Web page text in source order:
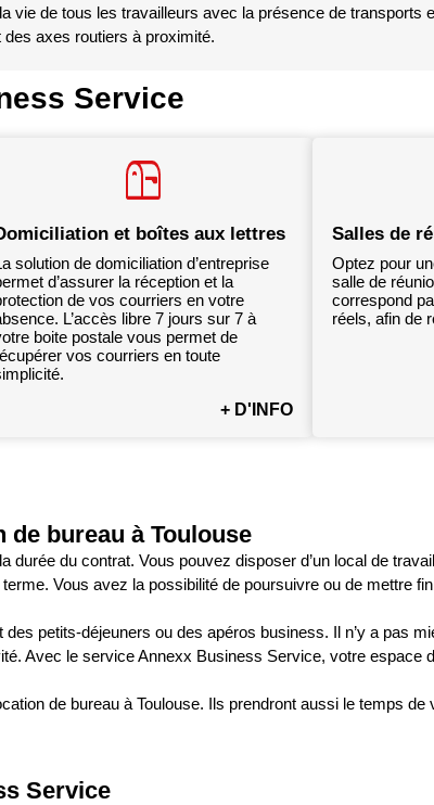
vie de tous les travailleurs avec la présence de transports
axes routiers à proximité.
Service
et boîtes aux lettres
solution de domiciliation d’entreprise
d’assurer la réception et la
de vos courriers en votre
L’accès libre 7 jours sur 7 à
boite postale vous permet de
vos courriers en toute
+ D'INFO
Salles de
Optez pour
salle de
correspond
réels, afin de
bureau à Toulouse
durée du contrat. Vous pouvez disposer d’un local de
Vous avez la possibilité de poursuivre ou de mettre
petits-déjeuners ou des apéros business. Il n’y a pas
Avec le service Annexx Business Service, votre espace
de bureau à Toulouse. Ils prendront aussi le temps de
Service